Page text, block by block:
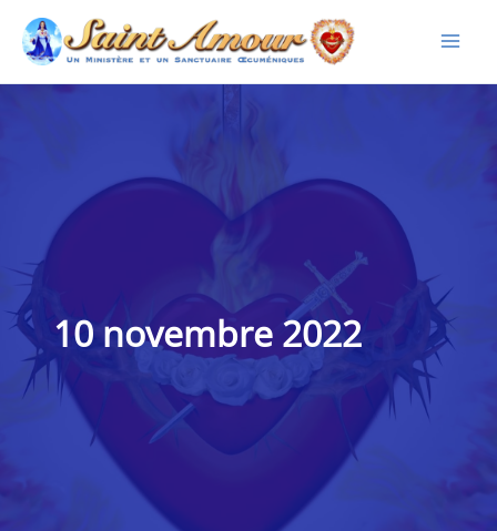
Aller
contenu
10 novembre 2022